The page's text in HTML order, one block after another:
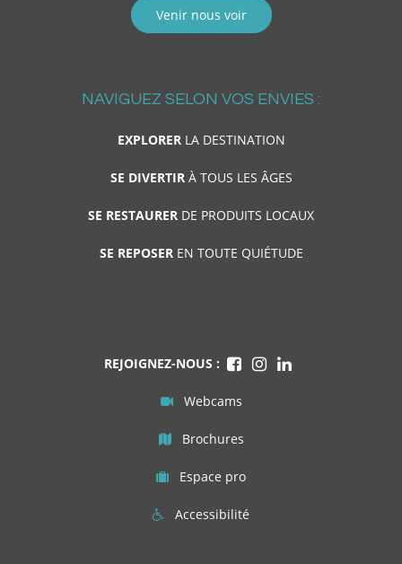
Venir nous voir
NAVIGUEZ SELON VOS ENVIES :
EXPLORERLA DESTINATION
SE DIVERTIRÀ TOUS LES ÂGES
SE RESTAURER DE PRODUITS LOCAUX
SE REPOSEREN TOUTE QUIÉTUDE
REJOIGNEZ-NOUS :
Webcams
Brochures
Espace pro
Accessibilité